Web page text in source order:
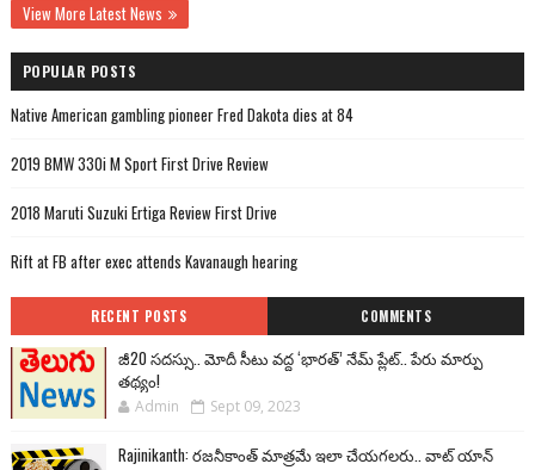
View More Latest News
POPULAR POSTS
Native American gambling pioneer Fred Dakota dies at 84
2019 BMW 330i M Sport First Drive Review
2018 Maruti Suzuki Ertiga Review First Drive
Rift at FB after exec attends Kavanaugh hearing
RECENT POSTS COMMENTS
జీ20 సదస్సు.. మోదీ సీటు వద్ద ‘భారత్’ నేమ్ ప్లేట్‌.. పేరు మార్పు
తథ్యం!
Admin Sept 09, 2023
Rajinikanth: రజనీకాంత్ మాత్రమే ఇలా చేయగలరు.. వాట్ యాన్